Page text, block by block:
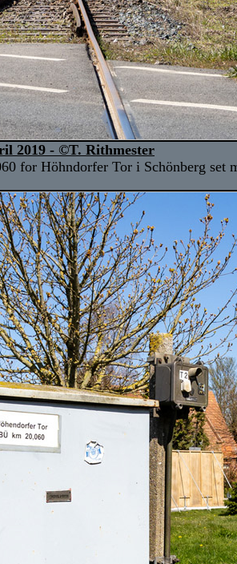
2019 - ©T. Rithmester
for Höhndorfer Tor i Schönberg set